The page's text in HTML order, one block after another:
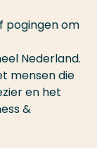
pogingen om
Nederland.
mensen die
en het
&